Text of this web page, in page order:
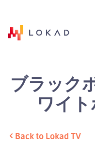
ブラック
ワイ
Back to Lokad TV